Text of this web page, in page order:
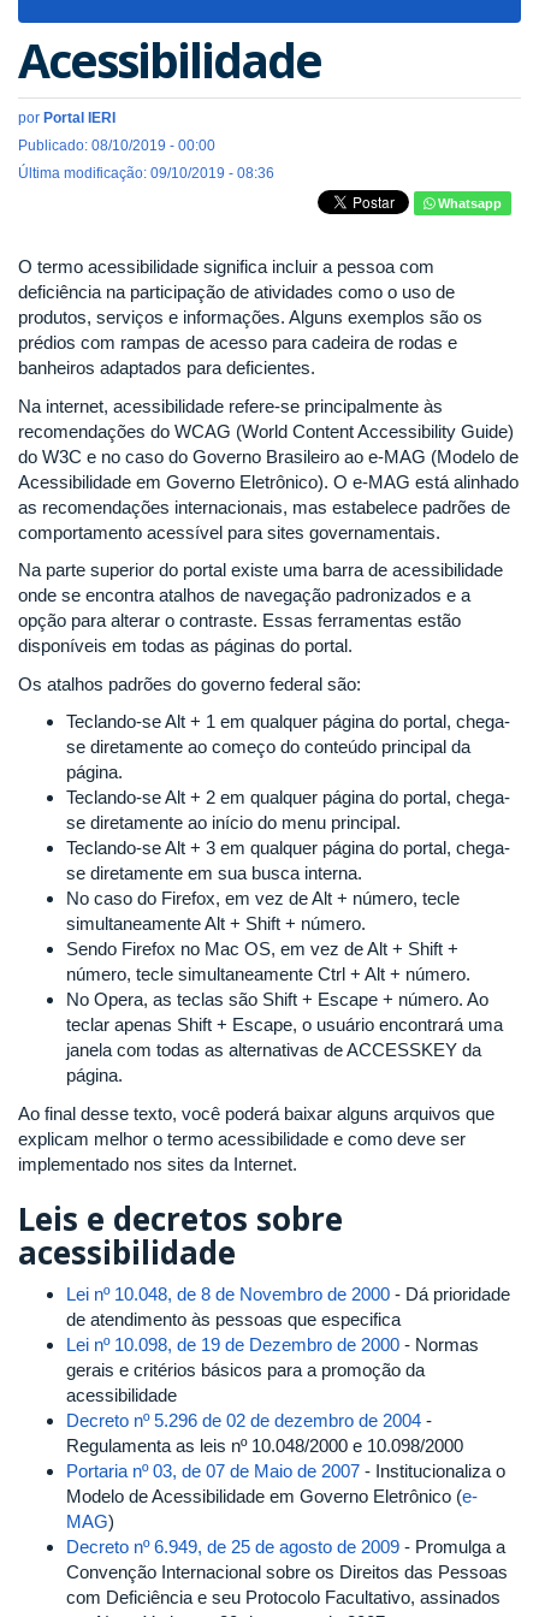
Acessibilidade
por Portal IERI
Publicado: 08/10/2019 - 00:00
Última modificação: 09/10/2019 - 08:36
Whatsapp
O termo acessibilidade significa incluir a pessoa com
deficiência na participação de atividades como o uso de
produtos, serviços e informações. Alguns exemplos são os
prédios com rampas de acesso para cadeira de rodas e
banheiros adaptados para deficientes.
Na internet, acessibilidade refere-se principalmente às
recomendações do WCAG (World Content Accessibility Guide)
do W3C e no caso do Governo Brasileiro ao e-MAG (Modelo de
Acessibilidade em Governo Eletrônico). O e-MAG está alinhado
as recomendações internacionais, mas estabelece padrões de
comportamento acessível para sites governamentais.
Na parte superior do portal existe uma barra de acessibilidade
onde se encontra atalhos de navegação padronizados e a
opção para alterar o contraste. Essas ferramentas estão
disponíveis em todas as páginas do portal.
Os atalhos padrões do governo federal são:
Teclando-se Alt + 1 em qualquer página do portal, chega-
se diretamente ao começo do conteúdo principal da
página.
Teclando-se Alt + 2 em qualquer página do portal, chega-
se diretamente ao início do menu principal.
Teclando-se Alt + 3 em qualquer página do portal, chega-
se diretamente em sua busca interna.
No caso do Firefox, em vez de Alt + número, tecle
simultaneamente Alt + Shift + número.
Sendo Firefox no Mac OS, em vez de Alt + Shift +
número, tecle simultaneamente Ctrl + Alt + número.
No Opera, as teclas são Shift + Escape + número. Ao
teclar apenas Shift + Escape, o usuário encontrará uma
janela com todas as alternativas de ACCESSKEY da
página.
Ao final desse texto, você poderá baixar alguns arquivos que
explicam melhor o termo acessibilidade e como deve ser
implementado nos sites da Internet.
Leis e decretos sobre
acessibilidade
Lei nº 10.048, de 8 de Novembro de 2000 - Dá prioridade
de atendimento às pessoas que especifica
Lei nº 10.098, de 19 de Dezembro de 2000 - Normas
gerais e critérios básicos para a promoção da
acessibilidade
Decreto nº 5.296 de 02 de dezembro de 2004 -
Regulamenta as leis nº 10.048/2000 e 10.098/2000
Portaria nº 03, de 07 de Maio de 2007 - Institucionaliza o
Modelo de Acessibilidade em Governo Eletrônico (e-
MAG)
Decreto nº 6.949, de 25 de agosto de 2009 - Promulga a
Convenção Internacional sobre os Direitos das Pessoas
com Deficiência e seu Protocolo Facultativo, assinados